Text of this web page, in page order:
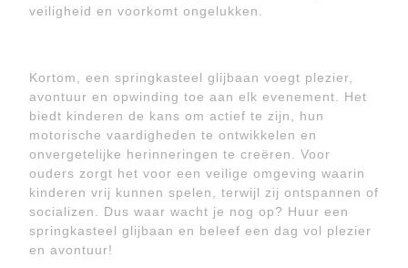
veiligheid en voorkomt ongelukken.
Kortom, een springkasteel glijbaan voegt plezier,
avontuur en opwinding toe aan elk evenement. Het
biedt kinderen de kans om actief te zijn, hun
motorische vaardigheden te ontwikkelen en
onvergetelijke herinneringen te creëren. Voor
ouders zorgt het voor een veilige omgeving waarin
kinderen vrij kunnen spelen, terwijl zij ontspannen of
socializen. Dus waar wacht je nog op? Huur een
springkasteel glijbaan en beleef een dag vol plezier
en avontuur!